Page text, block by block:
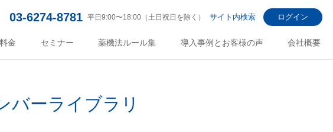
03-6274-8781 平日9:00〜18:00（土日祝日を除く） サイト内検索 ログイン
金 セミナー 薬機法ルール集 導入事例とお客様の声 会社概要
バーライブラリ